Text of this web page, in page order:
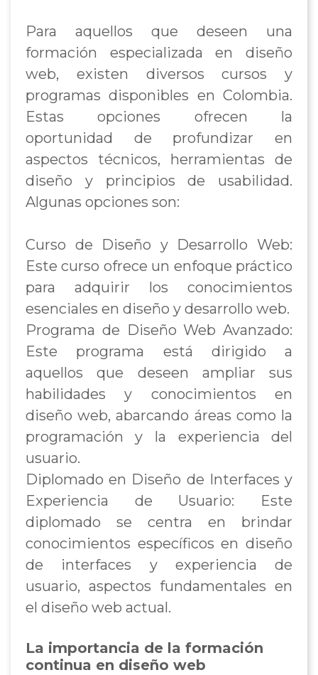
Para aquellos que deseen una
formación especializada en diseño
web, existen diversos cursos y
programas disponibles en Colombia.
Estas opciones ofrecen la
oportunidad de profundizar en
aspectos técnicos, herramientas de
diseño y principios de usabilidad.
Algunas opciones son:
Curso de Diseño y Desarrollo Web:
Este curso ofrece un enfoque práctico
para adquirir los conocimientos
esenciales en diseño y desarrollo web.
Programa de Diseño Web Avanzado:
Este programa está dirigido a
aquellos que deseen ampliar sus
habilidades y conocimientos en
diseño web, abarcando áreas como la
programación y la experiencia del
usuario.
Diplomado en Diseño de Interfaces y
Experiencia de Usuario: Este
diplomado se centra en brindar
conocimientos específicos en diseño
de interfaces y experiencia de
usuario, aspectos fundamentales en
el diseño web actual.
La importancia de la formación
continua en diseño web